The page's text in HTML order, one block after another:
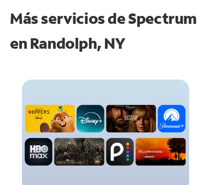
Más servicios de Spectrum
en Randolph, NY